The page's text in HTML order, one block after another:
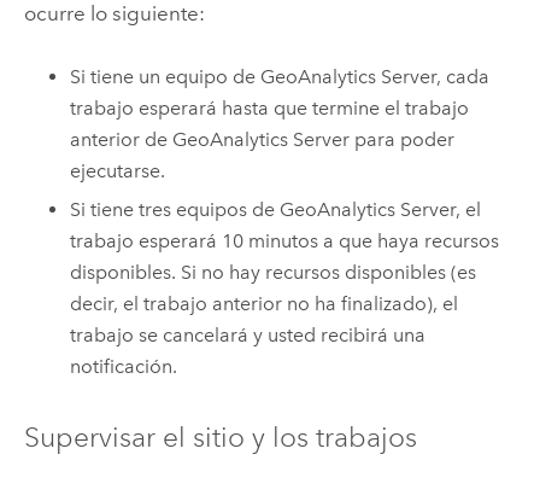
ocurre lo siguiente:
Si tiene un equipo de GeoAnalytics Server, cada
trabajo esperará hasta que termine el trabajo
anterior de GeoAnalytics Server para poder
ejecutarse.
Si tiene tres equipos de GeoAnalytics Server, el
trabajo esperará 10 minutos a que haya recursos
disponibles. Si no hay recursos disponibles (es
decir, el trabajo anterior no ha finalizado), el
trabajo se cancelará y usted recibirá una
notificación.
Supervisar el sitio y los trabajos